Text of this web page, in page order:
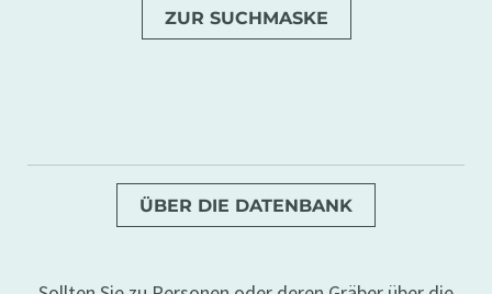
ZUR SUCHMASKE
ÜBER DIE DATENBANK